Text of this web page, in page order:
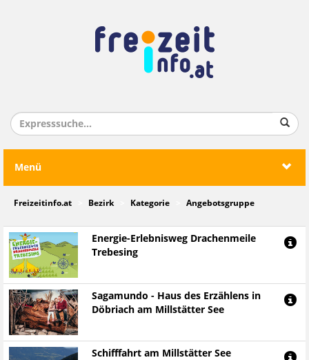
Menü
Freizeitinfo.at Bezirk Kategorie Angebotsgruppe
Energie-Erlebnisweg Drachenmeile
Trebesing
Sagamundo - Haus des Erzählens in
Döbriach am Millstätter See
Schifffahrt am Millstätter See